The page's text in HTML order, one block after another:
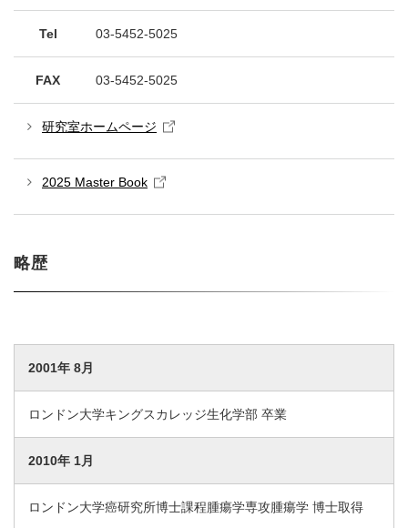
Tel 03-5452-5025
FAX 03-5452-5025
研究室ホームページ
2025 Master Book
略歴
2001年 8月
ロンドン大学キングスカレッジ生化学部 卒業
2010年 1月
ロンドン大学癌研究所博士課程腫瘍学専攻腫瘍学 博士取得